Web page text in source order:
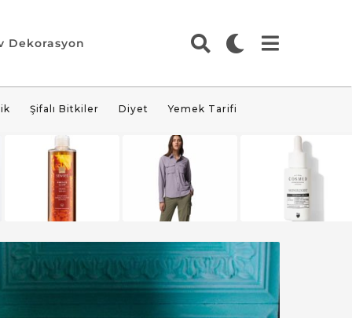
Dekorasyon
Şifalı Bitkiler Diyet Yemek Tarifi